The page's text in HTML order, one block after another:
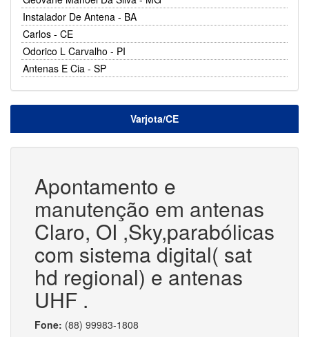
Instalador De Antena - BA
Carlos - CE
Odorico L Carvalho - PI
Antenas E Cia - SP
Varjota/CE
Apontamento e
manutenção em antenas
Claro, OI ,Sky,parabólicas
com sistema digital( sat
hd regional) e antenas
UHF .
Fone: (88) 99983-1808